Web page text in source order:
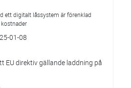
ett digitalt låssystem är förenklad
01-08
EU direktiv gällande laddning på